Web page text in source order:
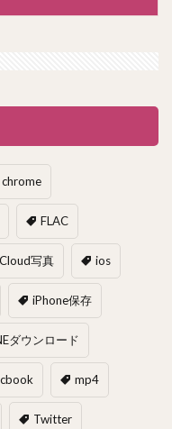
chrome
FLAC
写真 ios
iPhone保存
ダウンロード
mp4
Twitter